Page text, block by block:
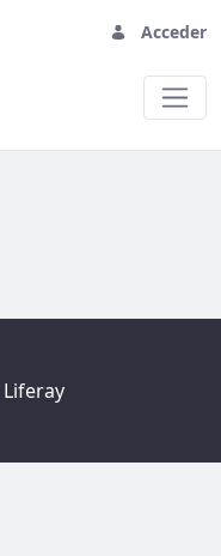
Acceder
Liferay